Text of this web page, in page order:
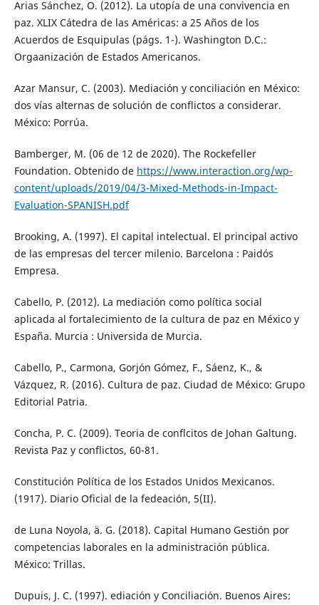
Arias Sánchez, O. (2012). La utopía de una convivencia en
paz. XLIX Cátedra de las Américas: a 25 Años de los
Acuerdos de Esquipulas (págs. 1-). Washington D.C.:
Orgaanización de Estados Americanos.
Azar Mansur, C. (2003). Mediación y conciliación en México:
dos vías alternas de solución de conflictos a considerar.
México: Porrúa.
Bamberger, M. (06 de 12 de 2020). The Rockefeller
Foundation. Obtenido de https://www.interaction.org/wp-
content/uploads/2019/04/3-Mixed-Methods-in-Impact-
Evaluation-SPANISH.pdf
Brooking, A. (1997). El capital intelectual. El principal activo
de las empresas del tercer milenio. Barcelona : Paidós
Empresa.
Cabello, P. (2012). La mediación como política social
aplicada al fortalecimiento de la cultura de paz en México y
España. Murcia : Universida de Murcia.
Cabello, P., Carmona, Gorjón Gómez, F., Sáenz, K., &
Vázquez, R. (2016). Cultura de paz. Ciudad de México: Grupo
Editorial Patria.
Concha, P. C. (2009). Teoria de conflcitos de Johan Galtung.
Revista Paz y conflictos, 60-81.
Constitución Política de los Estados Unidos Mexicanos.
(1917). Diario Oficial de la fedeación, 5(II).
de Luna Noyola, ä. G. (2018). Capital Humano Gestión por
competencias laborales en la administración pública.
México: Trillas.
Dupuis, J. C. (1997). ediación y Conciliación. Buenos Aires: